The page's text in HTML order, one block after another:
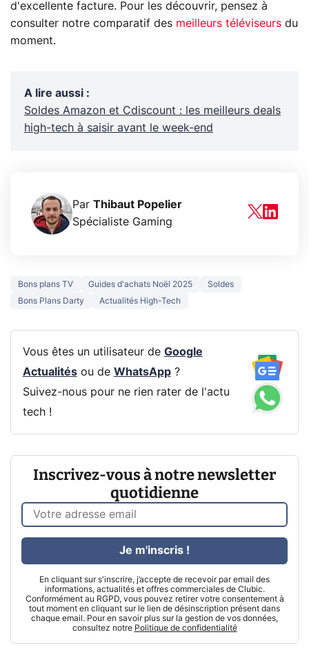
d'excellente facture. Pour les découvrir, pensez à
consulter notre comparatif des meilleurs téléviseurs du
moment.
A lire aussi :
Soldes Amazon et Cdiscount : les meilleurs deals
high-tech à saisir avant le week-end
Par Thibaut Popelier
Spécialiste Gaming
Bons plans TV Guides d'achats Noël 2025
Soldes
Bons Plans Darty
Actualités High-Tech
Vous êtes un utilisateur de Google
Actualitésou de WhatsApp?
Suivez-nous pour ne rien rater de l'actu
tech !
Inscrivez-vous à notre newsletter
quotidienne
En cliquant sur s'inscrire, j’accepte de recevoir par email des
informations, actualités et offres commerciales de Clubic.
Conformément au RGPD, vous pouvez retirer votre consentement à
tout moment en cliquant sur le lien de désinscription présent dans
chaque email. Pour en savoir plus sur la gestion de vos données,
consultez notre Politique de confidentialité
Je m'inscris !